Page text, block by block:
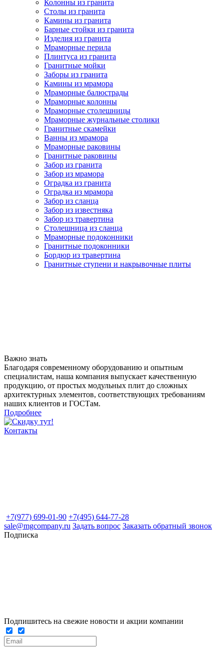
Колонны из гранита
Столы из гранита
Камины из гранита
Барные стойки из гранита
Изделия из гранита
Мраморные перила
Плинтуса из гранита
Гранитные мойки
Заборы из гранита
Камины из мрамора
Мраморные балюстрады
Мраморные колонны
Мраморные столешницы
Мраморные журнальные столики
Гранитные скамейки
Ванны из мрамора
Мраморные раковины
Гранитные раковины
Забор из гранита
Забор из мрамора
Оградка из гранита
Оградка из мрамора
Забор из сланца
Забор из известняка
Забор из травертина
Столешница из сланца
Мраморные подоконники
Гранитные подоконники
Бордюр из травертина
Гранитные ступени и накрывочные плиты
Важно знать
Благодаря современному оборудованию и опытным
специалистам, наша компания выпускает качественную
продукцию, от простых модульных плит до сложных
архитектурных элементов, соответствующих требованиям
наших клиентов и ГОСТам.
Подробнее
Контакты
+7(977) 699-01-90 +7(495) 644-77-28
sale@mgcompany.ru Задать вопрос Заказать обратный звонок
Подписка
Подпишитесь на свежие новости и акции компании